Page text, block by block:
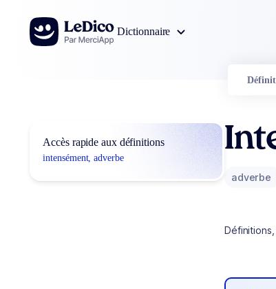
Aller au contenu
Dictionnaire
Accès rapide aux définitions
intensément, adverbe
adverbe